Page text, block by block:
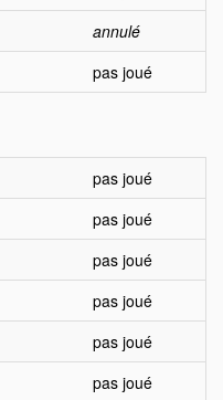
annulé
pas joué
pas joué
pas joué
pas joué
pas joué
pas joué
pas joué